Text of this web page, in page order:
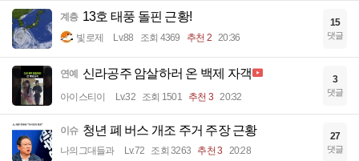
계층 13호 태풍 돌핀 근황!
빛로제 Lv.88 조회 4369 추천 2 20:36
15
댓글
연예 신라공주 암살하러 온 백제 자객
아이스티이 Lv.32 조회 1501 추천 3 20:32
3
댓글
이슈 청년 폐 버스 개조 주거 주장 근황
나의그대들과 Lv.72 조회 3263 추천 3 20:28
27
댓글